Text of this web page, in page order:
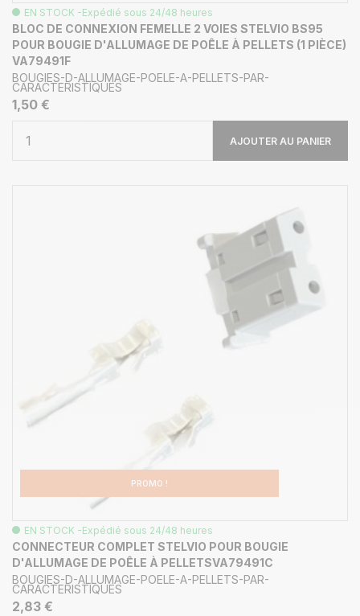
EN STOCK -Expédié sous 24/48 heures
BLOC DE CONNEXION FEMELLE 2 VOIES STELVIO BS95
POUR BOUGIE D'ALLUMAGE DE POÊLE À PELLETS (1 PIÈCE)
VA79491F
BOUGIES-D-ALLUMAGE-POELE-A-PELLETS-PAR-
CARACTERISTIQUES
1,50 €
AJOUTER AU PANIER
PROMO !
EN STOCK -Expédié sous 24/48 heures
CONNECTEUR COMPLET STELVIO POUR BOUGIE
D'ALLUMAGE DE POÊLE À PELLETSVA79491C
BOUGIES-D-ALLUMAGE-POELE-A-PELLETS-PAR-
CARACTERISTIQUES
2,83 €